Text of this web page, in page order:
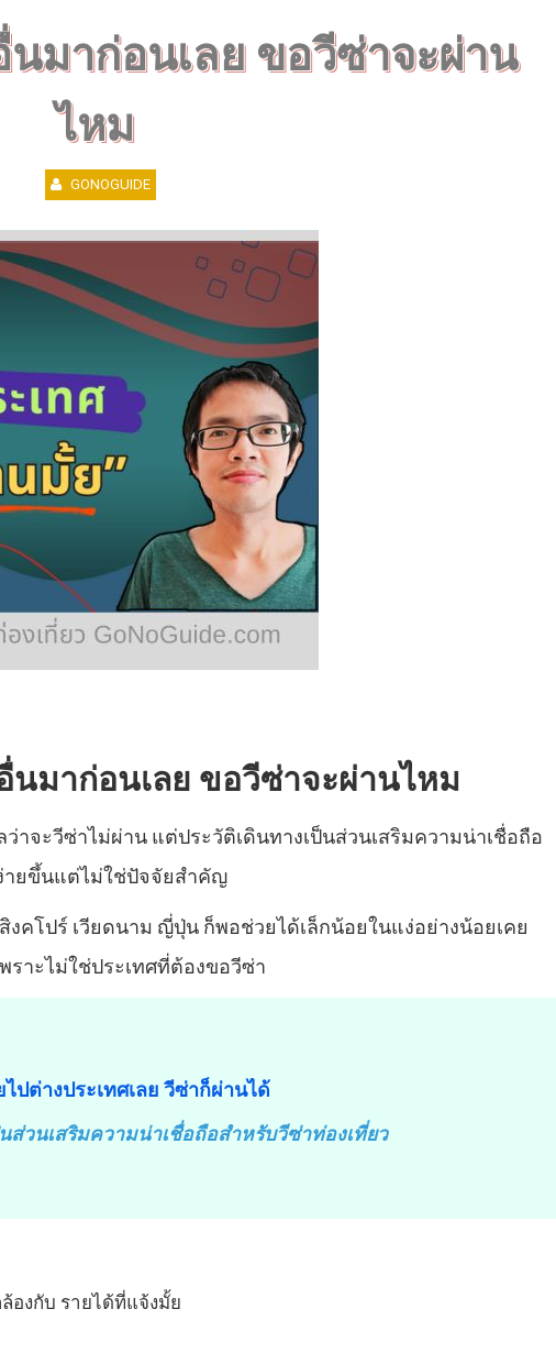
นมาก่อนเลย ขอวีซ่าจะผ่าน
ไหม
GONOGUIDE
นมาก่อนเลย ขอวีซ่าจะผ่านไหม
าจะวีซ่าไม่ผ่าน แต่ประวัติเดินทางเป็นส่วนเสริมความน่าเชื่อถือ
ายขึ้นแต่ไม่ใช่ปัจจัยสำคัญ
งคโปร์ เวียดนาม ญี่ปุ่น ก็พอช่วยได้เล็กน้อยในแง่อย่างน้อยเคย
ราะไม่ใช่ประเทศที่ต้องขอวีซ่า
ไปต่างประเทศเลย วีซ่าก็ผ่านได้
ส่วนเสริมความน่าเชื่อถือสำหรับวีซ่าท่องเที่ยว
องกับ รายได้ที่แจ้งมั้ย